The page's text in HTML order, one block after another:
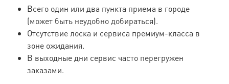
Всего один или два пункта приема в городе
(может быть неудобно добираться).
Отсутствие лоска и сервиса премиум-класса в
зоне ожидания.
В выходные дни сервис часто перегружен
заказами.